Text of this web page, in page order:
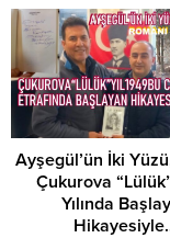
Ayşegül’ün İki
Çukurova
Yılında